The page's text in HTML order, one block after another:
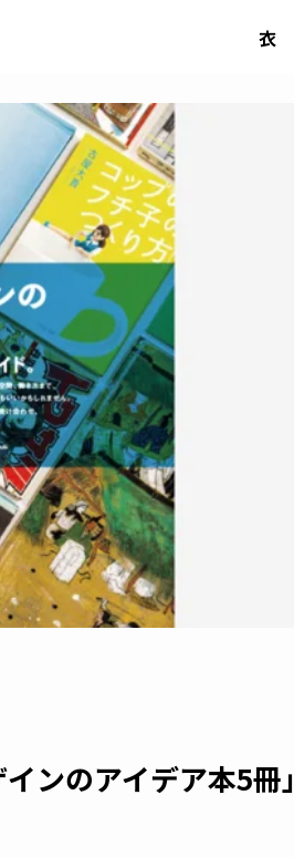
衣
ンのアイデア本5冊」